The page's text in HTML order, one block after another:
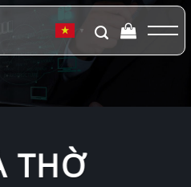
▼
THỜ